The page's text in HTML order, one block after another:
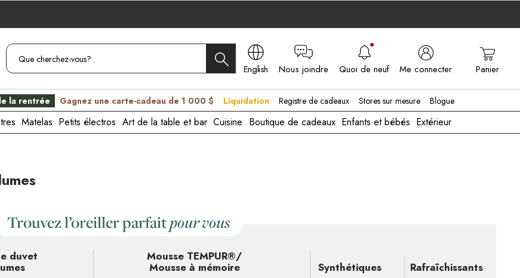
English
CA - EN
Nous joindre Quoi de neuf Me connecter Panier
la rentrée Gagnez une carte-cadeau de 1 000 $ Liquidation Registre de cadeaux Stores sur mesure Blogue
Matelas Petits électros Art de la table et bar Cuisine Boutique de cadeaux Enfants et bébés Extérieur
Trouvez l’oreiller parfaitpour vous
duvet Mousse TEMPUR®/
Mousse à mémoire Synthétiques Rafraîchissants